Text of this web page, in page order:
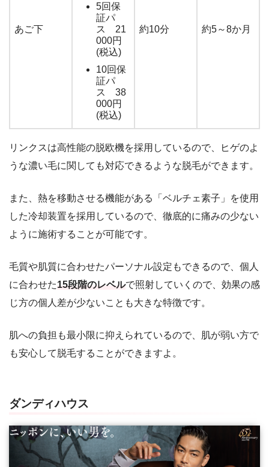
あご下
5回保
証パ
ス 21
000円
(税込)
10回保
証パ
ス 38
000円
(税込)
約10分 約5～8か月
リンクスは高性能の脱欧機を採用しているので、ヒゲのよ
うな濃い毛に関しても対応できるような脱毛ができます。
また、熱を移動させる機能がある「ベルチェ素子」を使用
した冷却装置を採用しているので、徹底的に痛みの少ない
ように施術することが可能です。
毛質や肌質に合わせたパーソナル設定もできるので、個人
に合わせた15段階のレベルで照射していくので、効果の感
じ方の個人差が少ないことも大きな特徴です。
肌への負担も最小限に抑えられているので、肌が弱い方で
も安心して脱毛することができますよ。
ダンディハウス